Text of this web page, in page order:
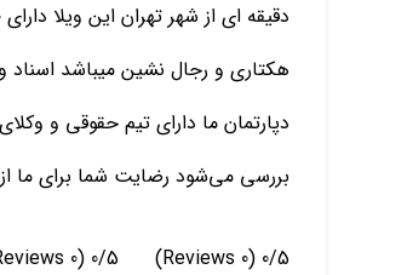
هکتاری و رجال نشین میباشد اسناد
دپارتمان ما دارای تیم حقوقی و
بررسی می‌شود رضایت شما برای ما
0/5
(0 Reviews)
0/5
(0 Reviews)